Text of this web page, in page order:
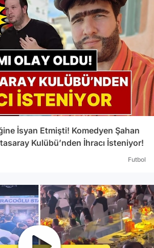
İsyan Etmişti! Komedyen Şahan
Kulübü’nden İhracı İsteniyor!
Futbol